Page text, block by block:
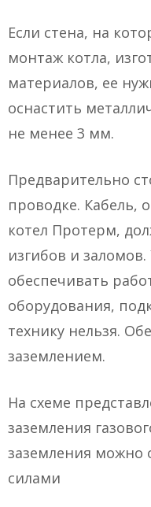
Если стена, на
монтаж котла,
материалов, ее
оснастить
не менее 3 мм.
Предварительно
проводке. Кабель,
котел Протерм,
изгибов и
обеспечивать
оборудования,
технику нельзя.
заземлением.
На схеме
заземления
заземления можно
силами